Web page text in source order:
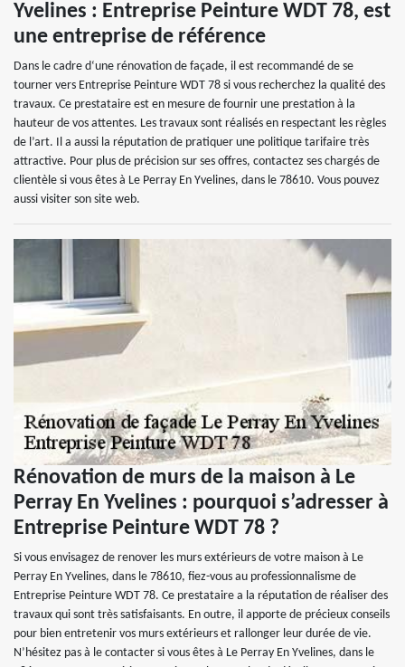
Yvelines : Entreprise Peinture WDT 78, est
une entreprise de référence
Dans le cadre d‘une rénovation de façade, il est recommandé de se
tourner vers Entreprise Peinture WDT 78 si vous recherchez la qualité des
travaux. Ce prestataire est en mesure de fournir une prestation à la
hauteur de vos attentes. Les travaux sont réalisés en respectant les règles
de l’art. Il a aussi la réputation de pratiquer une politique tarifaire très
attractive. Pour plus de précision sur ses offres, contactez ses chargés de
clientèle si vous êtes à Le Perray En Yvelines, dans le 78610. Vous pouvez
aussi visiter son site web.
Rénovation de murs de la maison à Le
Perray En Yvelines : pourquoi s’adresser à
Entreprise Peinture WDT 78 ?
Si vous envisagez de renover les murs extérieurs de votre maison à Le
Perray En Yvelines, dans le 78610, fiez-vous au professionnalisme de
Entreprise Peinture WDT 78. Ce prestataire a la réputation de réaliser des
travaux qui sont très satisfaisants. En outre, il apporte de précieux conseils
pour bien entretenir vos murs extérieurs et rallonger leur durée de vie.
N’hésitez pas à le contacter si vous êtes à Le Perray En Yvelines, dans le